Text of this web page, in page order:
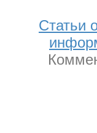
Статьи